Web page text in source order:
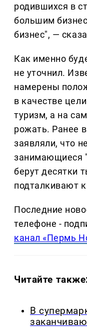
родившихся в
большим
бизнес", —
Как именно
не уточнил.
намерены
в качестве
туризм, а на
рожать. Ранее
заявляли, что
занимающиеся
берут десятки
подталкивают
Последние
телефоне -
канал «Пермь
Читайте
В